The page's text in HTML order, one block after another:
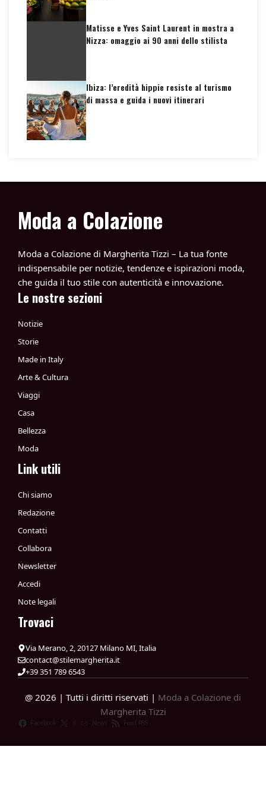
Matisse e Yves Saint Laurent in mostra a
Nizza: omaggio ai 90 anni dello stilista
Ibiza: l’eredità hippie resiste al turismo
di massa e guida i nuovi itinerari
Moda a Colazione
Moda a Colazione di Margherita Tizzi – La tua fonte
indispensabile per notizie, tendenze e ispirazioni moda,
che guida il tuo stile con autenticità e innovazione.
Le nostre sezioni
Notizie
Storie
Made in Italy
Arte & Cultura
Viaggi
Casa
Bellezza
Moda
Link utili
Chi siamo
Redazione
Contatti
Collabora
Newsletter
Accedi
Note legali
Trovaci
Via Merano, 2, 20127 Milano MI, Italia
contact@stilemargherita.it
+39 351 789 6543
@ 2026 | Tutti i diritti riservati | Moda a Colazione di
Margherita Tizzi
Facebook X News Feed RSS